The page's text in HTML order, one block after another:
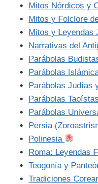
Mitos Nórdicos y
Mitos y Folclore
Mitos y Leyendas
Narrativas del
Parábolas
Parábolas
Parábolas Judías
Parábolas
Parábolas
Persia
Polinesia
Roma: Leyendas
Teogonía y
Tradiciones